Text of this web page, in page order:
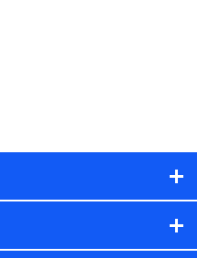
険契約者と被保険者の関
の内容、保険料、保険料
走行距離などの情報、建
険の更改案内等を提供し
・フィナンシャルグルー